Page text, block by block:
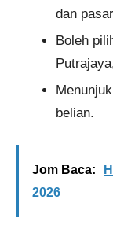
dan
Boleh
belian.
Jom Baca:
2026